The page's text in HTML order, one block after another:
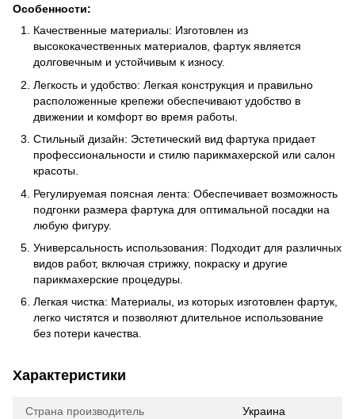
Особенности:
Качественные материалы: Изготовлен из
высококачественных материалов, фартук является
долговечным и устойчивым к износу.
Легкость и удобство: Легкая конструкция и правильно
расположенные крепежи обеспечивают удобство в
движении и комфорт во время работы.
Стильный дизайн: Эстетический вид фартука придает
профессиональности и стилю парикмахерской или салон
красоты.
Регулируемая поясная лента: Обеспечивает возможность
подгонки размера фартука для оптимальной посадки на
любую фигуру.
Универсальность использования: Подходит для различных
видов работ, включая стрижку, покраску и другие
парикмахерские процедуры.
Легкая чистка: Материалы, из которых изготовлен фартук,
легко чистятся и позволяют длительное использование
без потери качества.
Характеристики
Страна производитель Украина